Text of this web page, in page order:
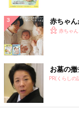
赤ちゃん
赤ちゃ
お墓の
PR(くらしの